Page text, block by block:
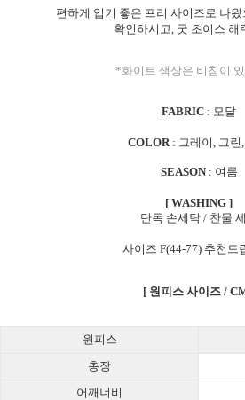
편하게 입기 좋은 프리 사이즈로 나
확인하시고, 굿 초이스 해
*화이트 색상은 비침이
FABRIC : 모달
COLOR : 그레이, 그린
SEASON : 여름
[ WASHING ]
단독 손세탁 / 찬물
사이즈 F(44-77) 추천드
[ 원피스 사이즈 /
원피스
총장
어깨너비